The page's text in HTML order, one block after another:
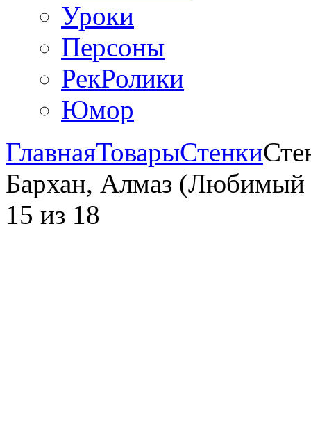
Уроки
Персоны
РекРолики
Юмор
ГлавнаяТоварыСтенки
Бархан, Алмаз (Любимый
15 из 18